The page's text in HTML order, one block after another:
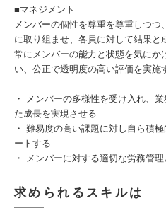
■マネジメント
メンバーの個性を尊重を尊重しつ
に取り組ませ、各員に対して結果と
常にメンバーの能力と状態を気にか
い、公正で透明度の高い評価を実施
・ メンバーの多様性を受け入れ、
た成長を実現させる
・ 難易度の高い課題に対し自ら積
ートする
・ メンバーに対する適切な労務管
求められるスキルは